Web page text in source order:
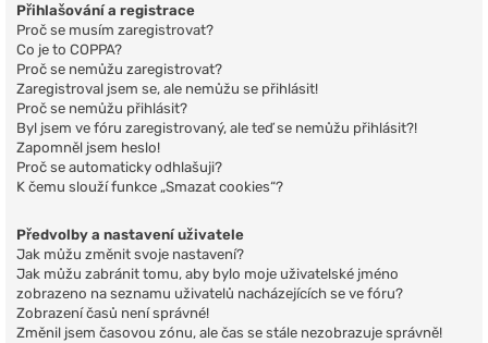
Přihlašování a registrace
Proč se musím zaregistrovat?
Co je to COPPA?
Proč se nemůžu zaregistrovat?
Zaregistroval jsem se, ale nemůžu se přihlásit!
Proč se nemůžu přihlásit?
Byl jsem ve fóru zaregistrovaný, ale teď se nemůžu přihlásit?!
Zapomněl jsem heslo!
Proč se automaticky odhlašuji?
K čemu slouží funkce „Smazat cookies“?
Předvolby a nastavení uživatele
Jak můžu změnit svoje nastavení?
Jak můžu zabránit tomu, aby bylo moje uživatelské jméno
zobrazeno na seznamu uživatelů nacházejících se ve fóru?
Zobrazení časů není správné!
Změnil jsem časovou zónu, ale čas se stále nezobrazuje správně!